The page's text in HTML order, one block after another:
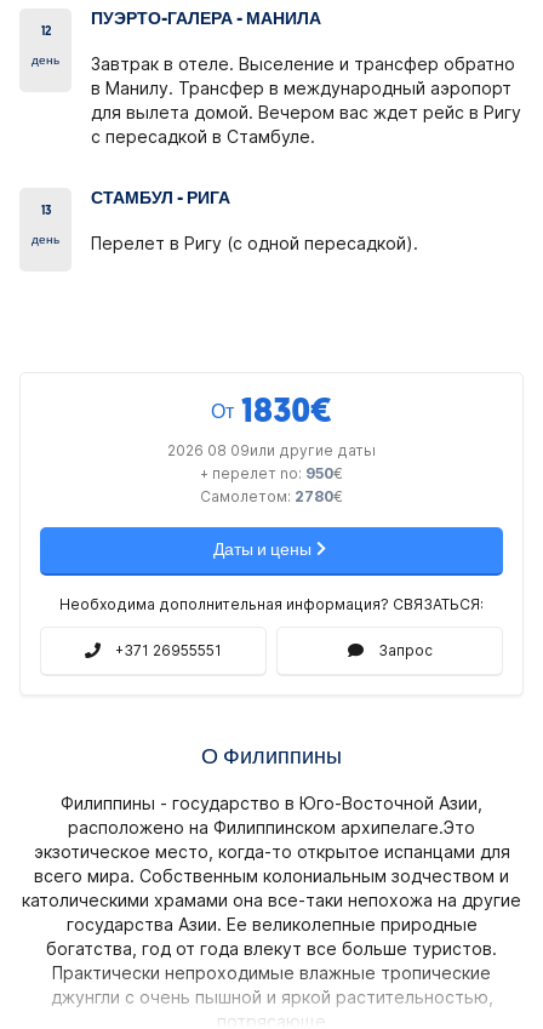
12
день
ПУЭРТО-ГАЛЕРА - МАНИЛА
Завтрак в отеле. Выселение и трансфер обратно
в Манилу. Трансфер в международный аэропорт
для вылета домой. Вечером вас ждет рейс в Ригу
с пересадкой в ​​Стамбуле.
13
день
СТАМБУЛ - РИГА
Перелет в Ригу (с одной пересадкой).
От 1830€
2026 08 09или другие даты
+ перелет no: 950€
Самолетом: 2780€
Даты и цены
Необходима дополнительная информация? СВЯЗАТЬСЯ:
+371 26955551 Запрос
О Филиппины
Филиппины - государство в Юго-Восточной Азии,
расположено на Филиппинском архипелаге.Это
экзотическое место, когда-то открытое испанцами для
всего мира. Собственным колониальным зодчеством и
католическими храмами она все-таки непохожа на другие
государства Азии. Ее великолепные природные
богатства, год от года влекут все больше туристов.
Практически непроходимые влажные тропические
джунгли с очень пышной и яркой растительностью,
потрясающе